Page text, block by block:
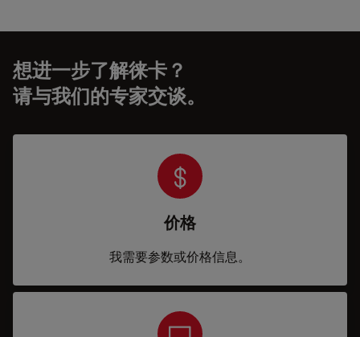
想进一步了解徕卡？
请与我们的专家交谈。
价格
我需要参数或价格信息。